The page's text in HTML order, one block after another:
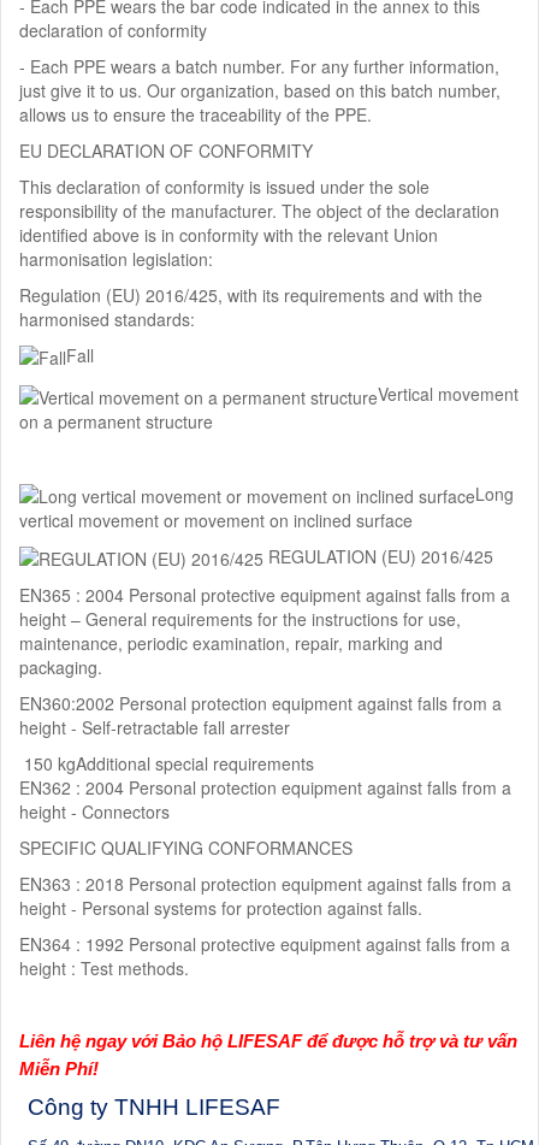
- Each PPE wears the bar code indicated in the annex to this
declaration of conformity
- Each PPE wears a batch number. For any further information,
just give it to us. Our organization, based on this batch number,
allows us to ensure the traceability of the PPE.
EU DECLARATION OF CONFORMITY
This declaration of conformity is issued under the sole
responsibility of the manufacturer. The object of the declaration
identified above is in conformity with the relevant Union
harmonisation legislation:
Regulation (EU) 2016/425, with its requirements and with the
harmonised standards:
Fall
Vertical movement
on a permanent structure
Long
vertical movement or movement on inclined surface
REGULATION (EU) 2016/425
EN365 : 2004 Personal protective equipment against falls from a
height – General requirements for the instructions for use,
maintenance, periodic examination, repair, marking and
packaging.
EN360:2002 Personal protection equipment against falls from a
height - Self-retractable fall arrester
150 kgAdditional special requirements
EN362 : 2004 Personal protection equipment against falls from a
height - Connectors
SPECIFIC QUALIFYING CONFORMANCES
EN363 : 2018 Personal protection equipment against falls from a
height - Personal systems for protection against falls.
EN364 : 1992 Personal protective equipment against falls from a
height : Test methods.
Liên hệ ngay với Bảo hộ LIFESAF để được hỗ trợ và tư vấn
Miễn Phí!
Công ty TNHH LIFESAF